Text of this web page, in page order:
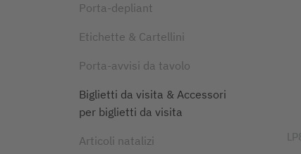
Porta-depliant
Etichette & Cartellini
Porta-avvisi da tavolo
Biglietti da visita & Accessori
per biglietti da visita
Articoli natalizi